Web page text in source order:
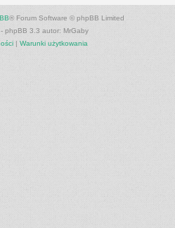
® Forum Software © phpBB Limited
- phpBB 3.3 autor: MrGaby
| Warunki użytkowania